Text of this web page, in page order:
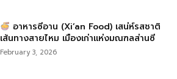
อาหารซีอาน (Xi’an Food) เสน่ห์รสชาติ
เส้นทางสายไหม เมืองเก่าแห่งมณฑลส่านซี
February 3, 2026